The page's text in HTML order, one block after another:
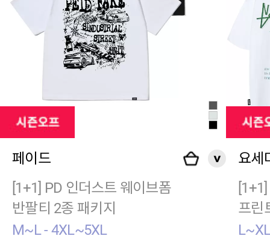
페이드
[1+1] PD 인더스트 웨이브폼
반팔티 2종 패키지
M~L - 4XL~5XL
요세
프린